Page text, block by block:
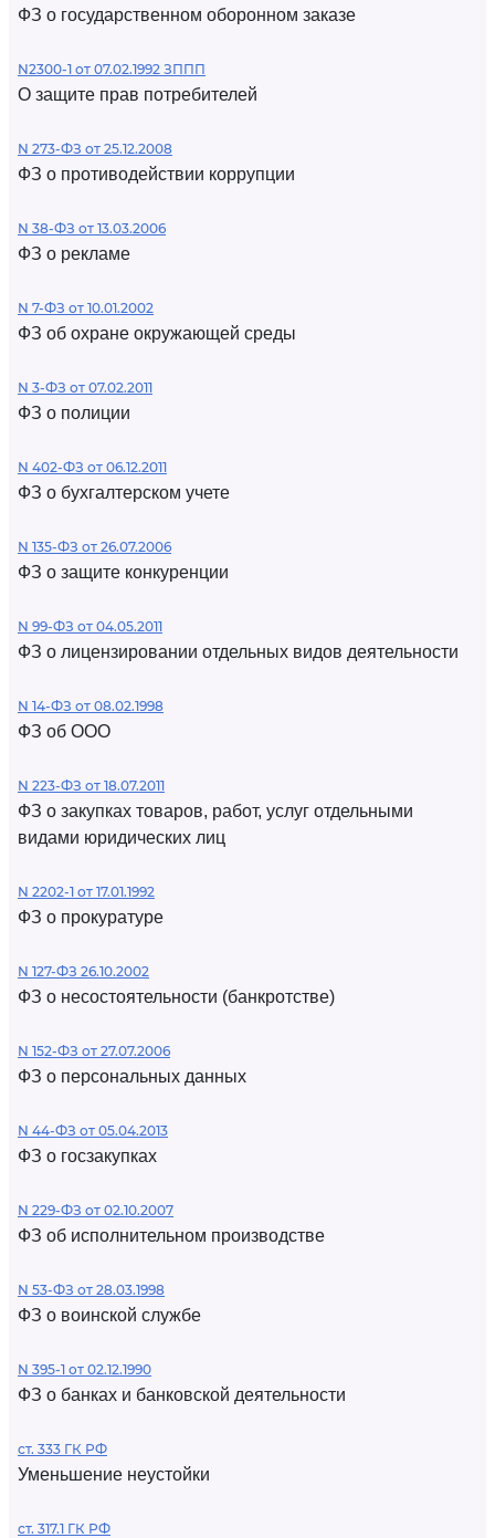
ФЗ о государственном оборонном заказе
N2300-1 от 07.02.1992 ЗППП
О защите прав потребителей
N 273-ФЗ от 25.12.2008
ФЗ о противодействии коррупции
N 38-ФЗ от 13.03.2006
ФЗ о рекламе
N 7-ФЗ от 10.01.2002
ФЗ об охране окружающей среды
N 3-ФЗ от 07.02.2011
ФЗ о полиции
N 402-ФЗ от 06.12.2011
ФЗ о бухгалтерском учете
N 135-ФЗ от 26.07.2006
ФЗ о защите конкуренции
N 99-ФЗ от 04.05.2011
ФЗ о лицензировании отдельных видов деятельности
N 14-ФЗ от 08.02.1998
ФЗ об ООО
N 223-ФЗ от 18.07.2011
ФЗ о закупках товаров, работ, услуг отдельными
видами юридических лиц
N 2202-1 от 17.01.1992
ФЗ о прокуратуре
N 127-ФЗ 26.10.2002
ФЗ о несостоятельности (банкротстве)
N 152-ФЗ от 27.07.2006
ФЗ о персональных данных
N 44-ФЗ от 05.04.2013
ФЗ о госзакупках
N 229-ФЗ от 02.10.2007
ФЗ об исполнительном производстве
N 53-ФЗ от 28.03.1998
ФЗ о воинской службе
N 395-1 от 02.12.1990
ФЗ о банках и банковской деятельности
ст. 333 ГК РФ
Уменьшение неустойки
ст. 317.1 ГК РФ